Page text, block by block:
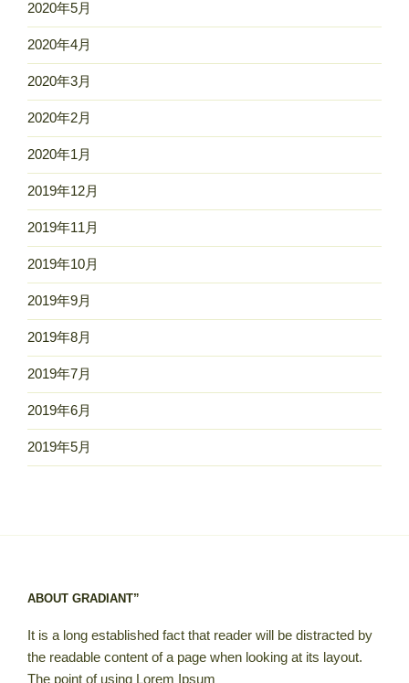
2020年5月
2020年4月
2020年3月
2020年2月
2020年1月
2019年12月
2019年11月
2019年10月
2019年9月
2019年8月
2019年7月
2019年6月
2019年5月
ABOUT GRADIANT”
It is a long established fact that reader will be distracted by
the readable content of a page when looking at its layout.
The point of using Lorem Ipsum